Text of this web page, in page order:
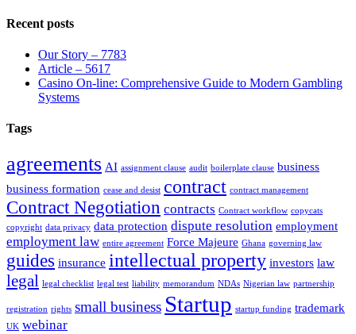
Recent posts
Our Story – 7783
Article – 5617
Casino On-line: Comprehensive Guide to Modern Gambling
Systems
Tags
agreements AI assignment clause audit boilerplate clause business
business formation cease and desist contract contract management
Contract Negotiation contracts Contract workflow copycats
copyright data privacy data protection dispute resolution employment
employment law entire agreement Force Majeure Ghana governing law
guides insurance intellectual property investors law
legal legal checklist legal test liability memorandum NDAs Nigerian law partnership
registration rights small business Startup startup funding trademark
UK webinar